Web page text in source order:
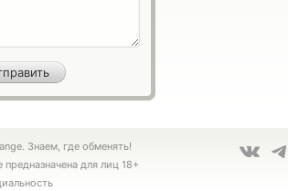
Знаем, где обменять!
для лиц 18+